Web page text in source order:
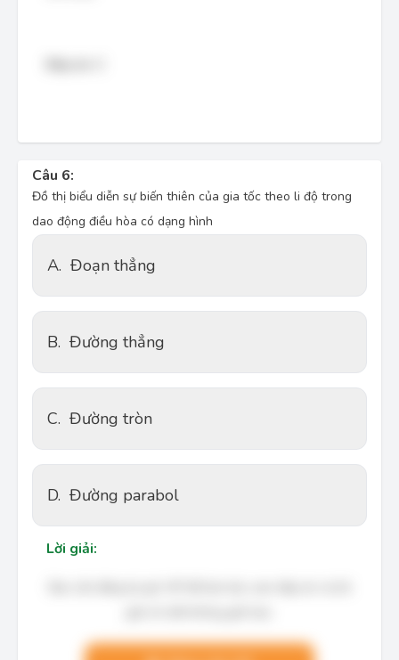
Câu 6:
Đồ thị biểu diễn sự biến thiên của gia tốc theo li độ trong
dao động điều hòa có dạng hình
A. Đoạn thẳng
B. Đường thẳng
C. Đường tròn
D. Đường parabol
Lời giải: